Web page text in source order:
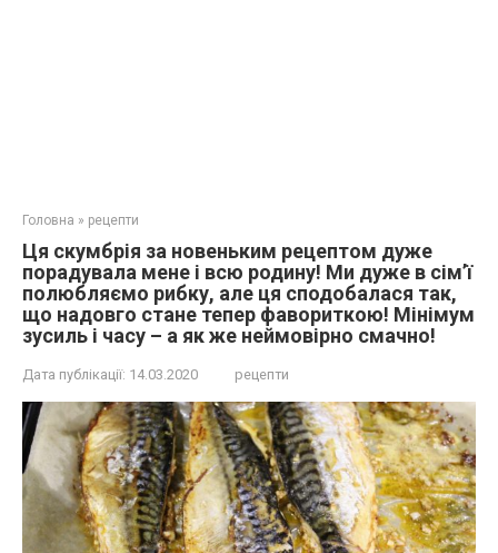
Головна » рецепти
Ця скумбрія за новеньким рецептом дуже
порадувала мене і всю родину! Ми дуже в сім’ї
полюбляємо рибку, але ця сподобалася так,
що надовго стане тепер фавориткою! Мінімум
зусиль і часу – а як же неймовірно смачно!
Дата публікації: 14.03.2020 рецепти